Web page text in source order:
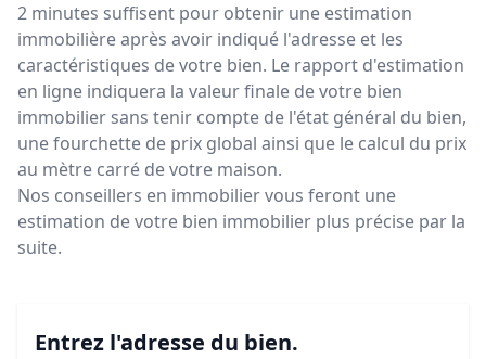
2 minutes suffisent pour obtenir une estimation
immobilière après avoir indiqué l'adresse et les
caractéristiques de votre bien. Le rapport d'estimation
en ligne indiquera la valeur finale de votre bien
immobilier sans tenir compte de l'état général du bien,
une fourchette de prix global ainsi que le calcul du prix
au mètre carré de votre maison.
Nos conseillers en immobilier vous feront une
estimation de votre bien immobilier plus précise par la
suite.
Entrez l'adresse du bien.